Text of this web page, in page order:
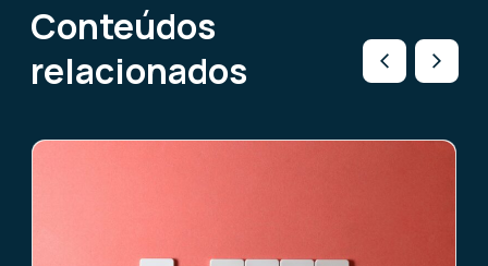
Conteúdos
relacionados